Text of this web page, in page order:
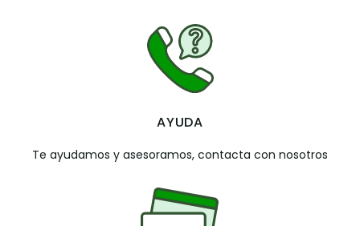
AYUDA
Te ayudamos y asesoramos, contacta con nosotros